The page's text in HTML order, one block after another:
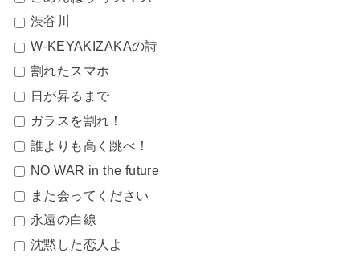
渋谷川
W-KEYAKIZAKAの詩
割れたスマホ
日が昇るまで
ガラスを割れ！
誰よりも高く跳べ！
NO WAR in the future
また会ってください
永遠の白線
沈黙した恋人よ